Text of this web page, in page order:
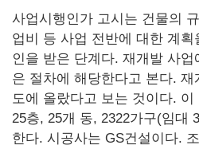
사업시행인가 고시는 건물의
업비 등 사업 전반에 대한 계
인을 받은 단계다. 재개발 사
은 절차에 해당한다고 본다.
도에 올랐다고 보는 것이다.
25층, 25개 동, 2322가구(임대
한다. 시공사는 GS건설이다.